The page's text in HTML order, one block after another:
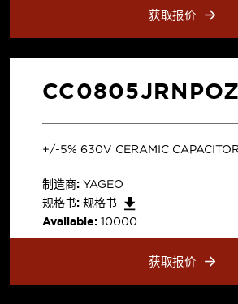
获取报价
+/-5% 630V CERAMIC
制造商: YAGEO
规格书: 规格书
Available: 10000
获取报价